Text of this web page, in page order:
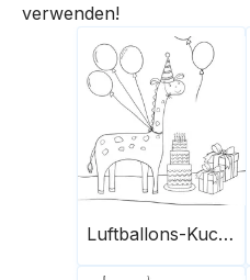
verwenden!
Luftballons-Kuchen-Geschenke